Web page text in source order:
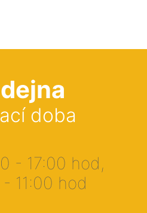
doba
- 17:00 hod,
11:00 hod